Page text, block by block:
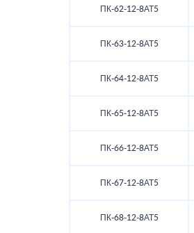
ПК-62-12-8АТ5
ПК-63-12-8АТ5
ПК-64-12-8АТ5
ПК-65-12-8АТ5
ПК-66-12-8АТ5
ПК-67-12-8АТ5
ПК-68-12-8АТ5